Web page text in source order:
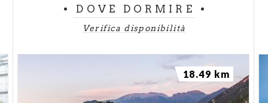
DOVE DORMIRE
Verifica disponibilità
18.49 km